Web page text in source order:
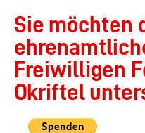
Sie möchten
Freiwilligen
Okriftel